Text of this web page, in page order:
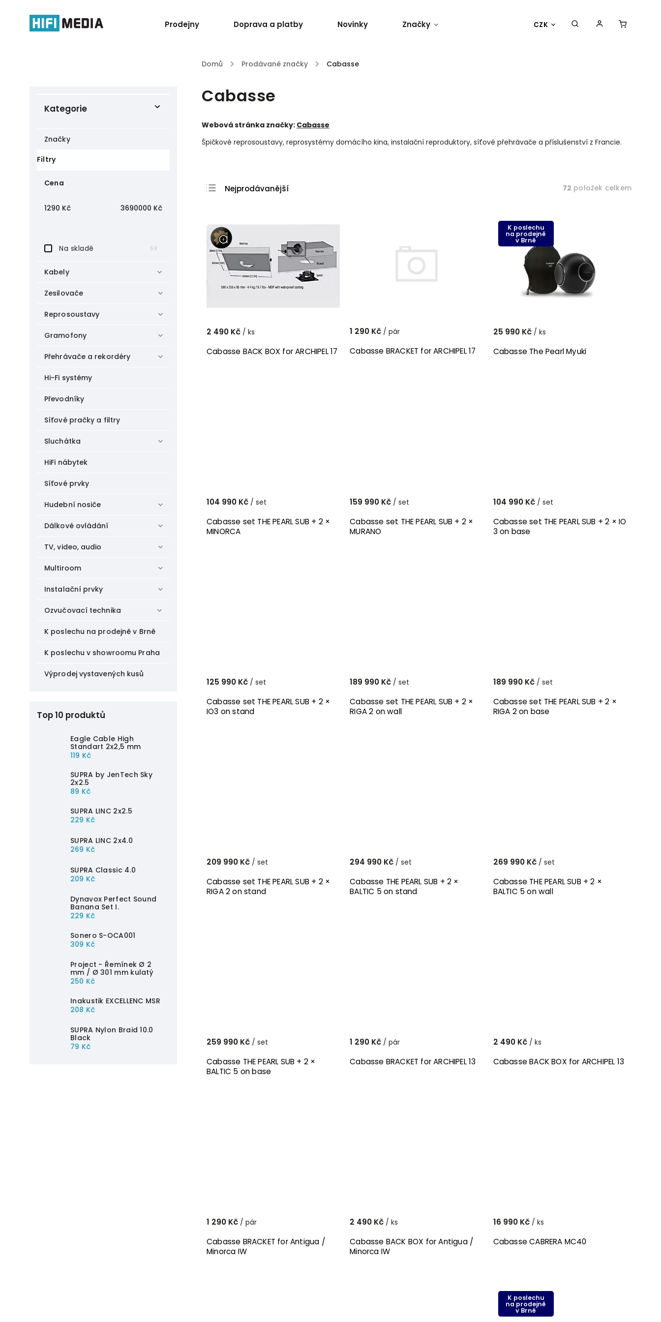
CZK
Prodejny Doprava a platby Novinky Značky
Domů / Prodávané značky / Cabasse
Kategorie
Filtry
Cena
1290 Kč 3690000 Kč
Na skladě 58
Kabely
Zesilovače
Reprosoustavy
Gramofony
Přehrávače a rekordéry
Hi-Fi systémy
Převodníky
Síťové pračky a filtry
Sluchátka
HiFi nábytek
Síťové prvky
Hudební nosiče
Dálkové ovládání
TV, video, audio
Multiroom
Instalační prvky
Ozvučovací technika
K poslechu na prodejně v Brně
K poslechu v showroomu Praha
Výprodej vystavených kusů
Značky
Top 10 produktů
Eagle Cable High
Standart 2x2,5 mm
119 Kč
SUPRA by JenTech Sky
2x2.5
89 Kč
SUPRA LINC 2x2.5
229 Kč
SUPRA LINC 2x4.0
269 Kč
SUPRA Classic 4.0
209 Kč
Dynavox Perfect Sound
Banana Set I.
229 Kč
Sonero S-OCA001
309 Kč
Project - Řemínek Ø 2
mm / Ø 301 mm kulatý
250 Kč
Inakustik EXCELLENC MSR
208 Kč
SUPRA Nylon Braid 10.0
Black
79 Kč
Cabasse
Webová stránka značky: Cabasse
Špičkové reprosoustavy, reprosystémy domácího kina, instalační reproduktory, síťové přehrávače a příslušenství z Francie.
Nejprodávanější
Abecedně
72 položek celkem
Cabasse BACK BOX for ARCHIPEL 17
2 490 Kč / ks
Cabasse BRACKET for ARCHIPEL 17
1 290 Kč / pár
K poslechu
na prodejně
v Brně
Cabasse The Pearl Myuki
25 990 Kč / ks
Cabasse set THE PEARL SUB + 2 ×
MINORCA
104 990 Kč / set
Cabasse set THE PEARL SUB + 2 ×
MURANO
159 990 Kč / set
Cabasse set THE PEARL SUB + 2 × IO
3 on base
104 990 Kč / set
Cabasse set THE PEARL SUB + 2 ×
IO3 on stand
125 990 Kč / set
Cabasse set THE PEARL SUB + 2 ×
RIGA 2 on wall
189 990 Kč / set
Cabasse set THE PEARL SUB + 2 ×
RIGA 2 on base
189 990 Kč / set
Cabasse set THE PEARL SUB + 2 ×
RIGA 2 on stand
209 990 Kč / set
Cabasse THE PEARL SUB + 2 ×
BALTIC 5 on stand
294 990 Kč / set
Cabasse THE PEARL SUB + 2 ×
BALTIC 5 on wall
269 990 Kč / set
Cabasse THE PEARL SUB + 2 ×
BALTIC 5 on base
259 990 Kč / set
Cabasse BRACKET for ARCHIPEL 13
1 290 Kč / pár
Cabasse BACK BOX for ARCHIPEL 13
2 490 Kč / ks
Cabasse BRACKET for Antigua /
Minorca IW
1 290 Kč / pár
Cabasse BACK BOX for Antigua /
Minorca IW
2 490 Kč / ks
Cabasse CABRERA MC40
16 990 Kč / ks
K poslechu
na prodejně
v Brně